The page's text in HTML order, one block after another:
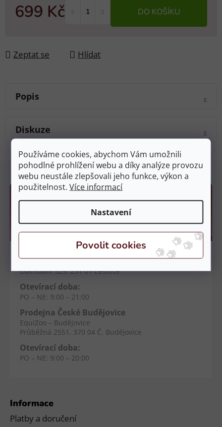
Používáme cookies, abychom Vám umožnili
pohodlné prohlížení webu a díky analýze provozu
webu neustále zlepšovali jeho funkce, výkon a
použitelnost.Více informací
Nastavení
699 Kč DO KOŠÍKU
Zeptat se Hlídat
Popis
Diskuze
Informace
Platby a doručení
Kamenné prodejny
Prodejna Čestlice
EquiZoo – OC Spektrum
Obchodní 329, 251 01 Čestlice
Otevírací doba:
PO – NE: 9:00 – 21:00
Prodejna České Budějovice
EquiZoo – Budějovice
Průběžná 2551, 370 04 Č. Budějovice
Otevírací doba:
PO – NE: 9:00 – 20:00